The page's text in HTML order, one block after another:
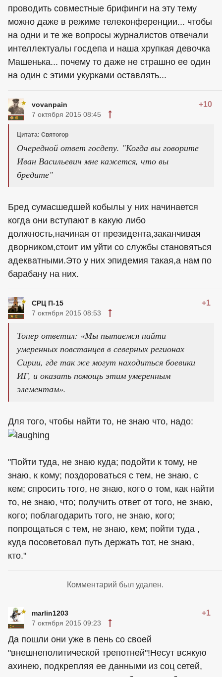
проводить совместные брифинги на эту тему
можно даже в режиме телеконференции... чтобы
на одни и те же вопросы журналистов отвечали
интеллектуалы госдепа и наша хрупкая девочка
Машенька... почему то даже не страшно ее один
на один с этими укурками оставлять...
vovanpain +10
7 октября 2015 08:45
Цитата: Святогор
Очередной ответ госдепу. "Когда вы говорите
Иван Васильевич мне кажется, что вы
бредите"
Бред сумасшедшей кобылы у них начинается
когда они вступают в какую либо
должность,начиная от президента,заканчивая
дворником,стоит им уйти со службы становяться
адекватными.Это у них эпидемия такая,а нам по
барабану на них.
СРЦ П-15 +1
7 октября 2015 08:53
Тонер ответил: «Мы пытаемся найти
умеренных повстанцев в северных регионах
Сирии, где так же могут находиться боевики
ИГ, и оказать помощь этим умеренным
элементам».
Для того, чтобы найти то, не знаю что, надо:
"Пойти туда, не знаю куда; подойти к тому, не
знаю, к кому; поздороваться с тем, не знаю, с
кем; спросить того, не знаю, кого о том, как найти
то, не знаю, что; получить ответ от того, не знаю,
кого; поблагодарить того, не знаю, кого;
попрощаться с тем, не знаю, кем; пойти туда ,
куда посоветовал путь держать тот, не знаю,
кто."
Комментарий был удален.
marlin1203 +1
7 октября 2015 09:23
Да пошли они уже в пень со своей
"внешнеполитической трепотней"!Несут всякую
ахинею, подкрепляя ее данными из соц сетей,